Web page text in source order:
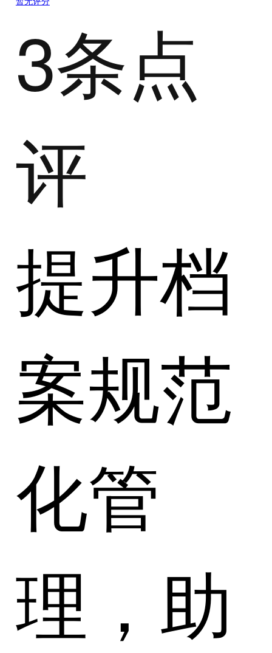
3条点
评
提升档
案规范
化管
理，助